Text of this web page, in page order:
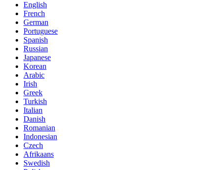
English
French
German
Portuguese
Spanish
Russian
Japanese
Korean
Arabic
Irish
Greek
Turkish
Italian
Danish
Romanian
Indonesian
Czech
Afrikaans
Swedish